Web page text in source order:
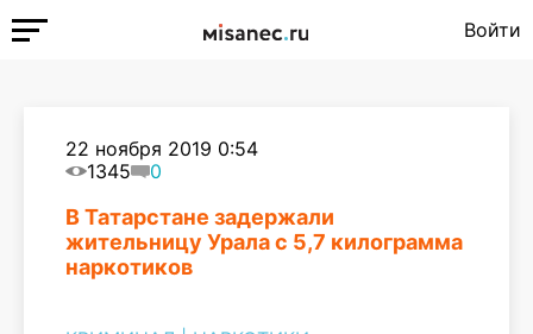
Войти
22 ноября 2019 0:54
1345
0
В Татарстане задержали
жительницу Урала с 5,7 килограмма
наркотиков